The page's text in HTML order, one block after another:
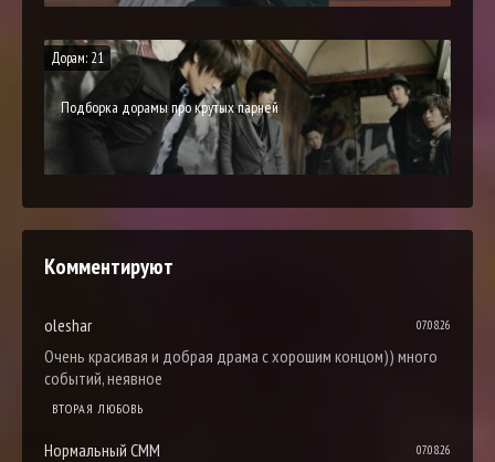
Дорам: 21
Подборка дорамы про крутых парней
Комментируют
oleshar 07.08.26
Очень красивая и добрая драма с хорошим концом)) много
событий, неявное
ВТОРАЯ ЛЮБОВЬ
Нормальный СММ 07.08.26